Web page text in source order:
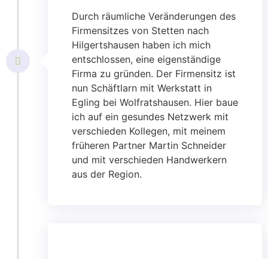
Durch räumliche Veränderungen des
Firmensitzes von Stetten nach
Hilgertshausen haben ich mich
entschlossen, eine eigenständige
Firma zu gründen. Der Firmensitz ist
nun Schäftlarn mit Werkstatt in
Egling bei Wolfratshausen. Hier baue
ich auf ein gesundes Netzwerk mit
verschieden Kollegen, mit meinem
früheren Partner Martin Schneider
und mit verschieden Handwerkern
aus der Region.